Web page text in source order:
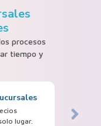
procesos
tiempo y
lugar.